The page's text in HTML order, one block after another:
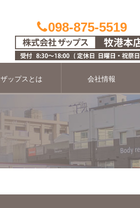
098-875-5519
ザップスとは 会社情報